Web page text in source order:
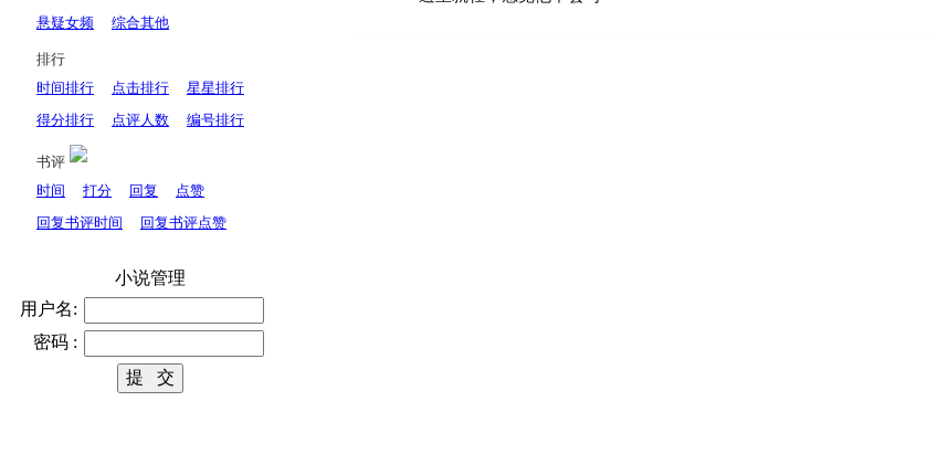
悬疑女频
综合其他
排行
时间排行
点击排行
星星排行
得分排行
点评人数 编号排行
书评
时间
打分 回复
点赞
回复书评时间
回复书评点赞
小说管理
用户名:
密码 :